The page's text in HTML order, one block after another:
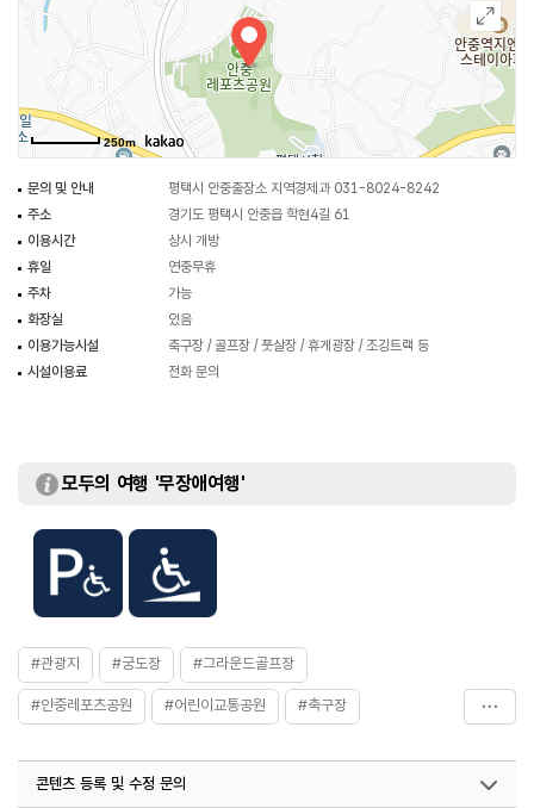
250m
문의 및 안내
평택시 안중출장소 지역경제과 031-8024-8242
주소
경기도 평택시 안중읍 학현4길 61
이용시간
상시 개방
휴일
연중무휴
주차
가능
화장실
있음
이용가능시설
축구장 / 골프장 / 풋살장 / 휴게광장 / 조깅트랙 등
시설이용료
전화 문의
모두의 여행 '무장애여행'
#관광지 #궁도장 #그라운드골프장
#안중레포츠공원 #어린이교통공원 #축구장
콘텐츠 등록 및 수정 문의